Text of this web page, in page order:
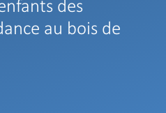
des
au bois de